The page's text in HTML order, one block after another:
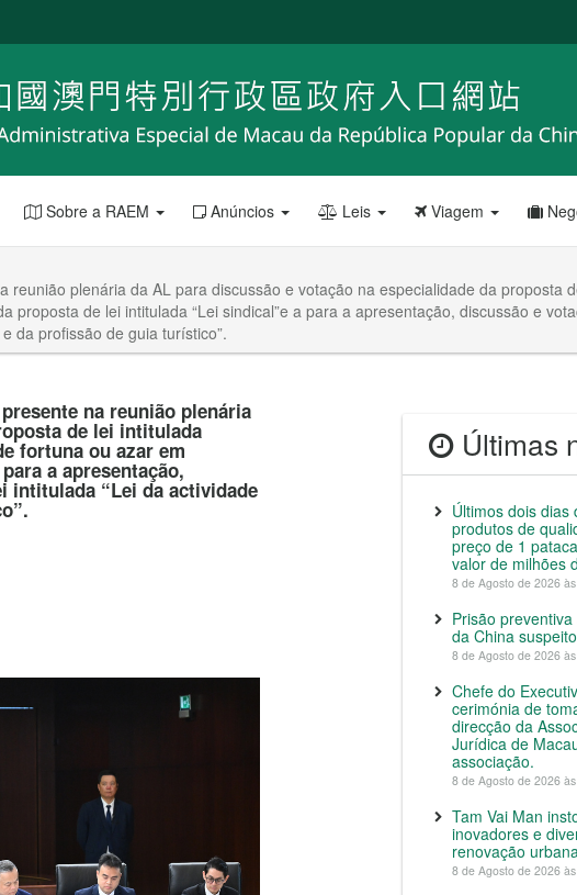
Sobre a RAEM Anúncios Leis Viagem
plenária da AL para discussão e votação na especialidade da proposta
proposta de lei intitulada “Lei sindical”e a para a apresentação, discussão e
da profissão de guia turístico”.
na reunião plenária
de lei intitulada
fortuna ou azar em
a apresentação,
intitulada “Lei da actividade
Últimas
Últimos dois dias
produtos de
preço de 1
valor de milhões
8 de Agosto de 2026
Prisão
da China
8 de Agosto de 2026
Chefe do
cerimónia de
direcção da
Jurídica de
associação.
8 de Agosto de 2026
Tam Vai Man
inovadores e
renovação
8 de Agosto de 2026